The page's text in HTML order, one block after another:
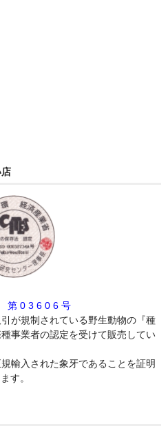
第 0 3 6 0 6 号
が規制されている野生動物の『種
事業者の認定を受けて販売してい
輸入された象牙であることを証明
す。